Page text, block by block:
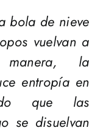
bola de nieve
vuelvan a
la
entropía en
que las
se disuelvan